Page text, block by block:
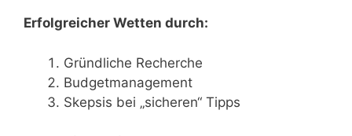
Erfolgreicher Wetten durch:
Gründliche Recherche
Budgetmanagement
Skepsis bei „sicheren“ Tipps